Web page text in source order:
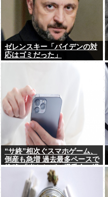
ゼレンスキー「バイデンの対
応はゴミだった」
“サ終”相次ぐスマホゲーム、
倒産も急増 過去最多ペースで
推移 「当たれば一攫千金」過
去の時代に